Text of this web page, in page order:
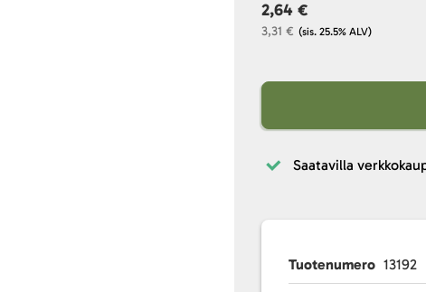
(sis. 25.5% ALV)
3,31 €
2,64 €
Saatavilla
Tuotenumero 13192